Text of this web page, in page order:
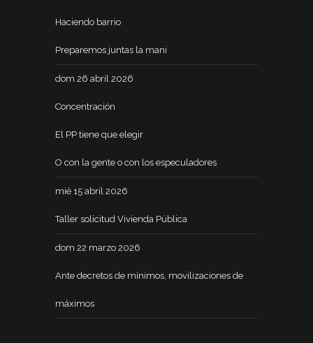
Haciendo barrio
Preparemos juntas la mani
dom 26 abril 2026
Concentración
El PP tiene que elegir
O con la gente o con los especuladores
mié 15 abril 2026
Taller solicitud Vivienda Pública
dom 22 marzo 2026
Ante decretos de mínimos, movilizaciones de
máximos